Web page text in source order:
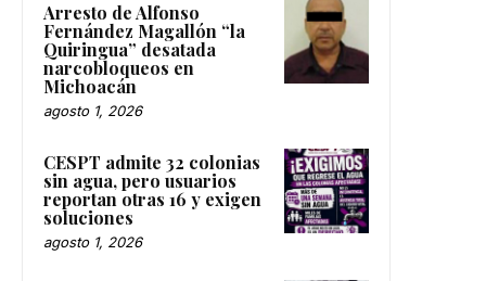
Arresto de Alfonso
Fernández Magallón “la
Quiringua” desatada
narcobloqueos en
Michoacán
agosto 1, 2026
CESPT admite 32 colonias
sin agua, pero usuarios
reportan otras 16 y exigen
soluciones
agosto 1, 2026